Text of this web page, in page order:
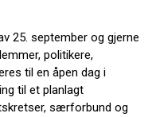
25. september og gjerne
politikere,
til en åpen dag i
til et planlagt
særforbund og